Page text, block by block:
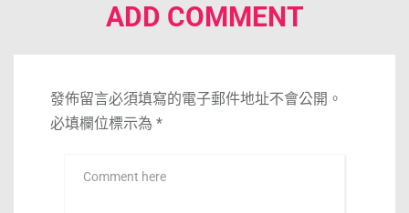
ADD COMMENT
發佈留言必須填寫的電子郵件地址不會公開。
必填欄位標示為 *